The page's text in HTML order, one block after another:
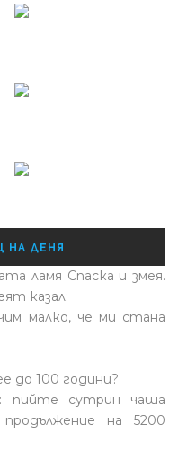
НА ДЕНЯ
ламя Спаска и змея.
казал:
малко, че ми стана
до 100 години?
пийте сутрин чаша
на 5200